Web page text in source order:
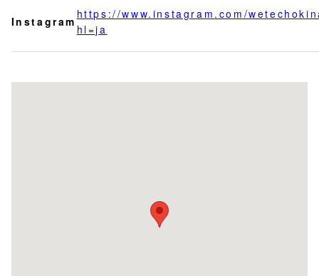
Instagram
https://www.instagram.com/
hl=ja